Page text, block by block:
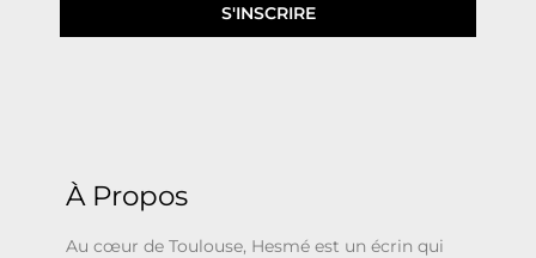
S'INSCRIRE
À Propos
Au cœur de Toulouse, Hesmé est un écrin qui